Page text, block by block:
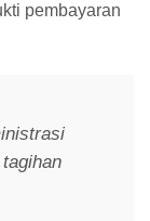
pembayaran